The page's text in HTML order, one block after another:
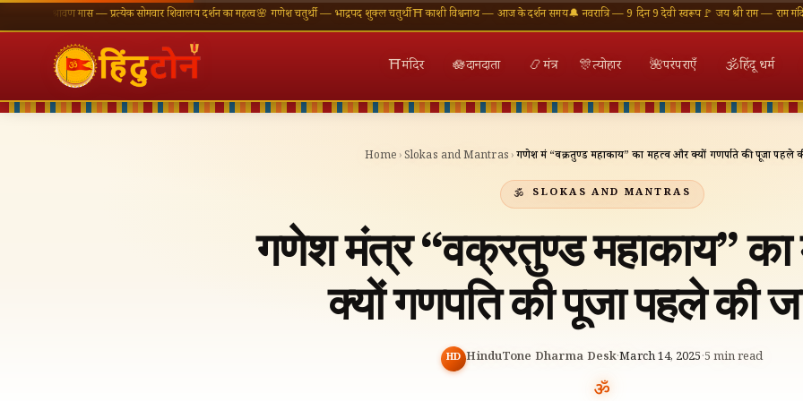
श्रावण मास — प्रत्येक सोमवार शिवालय दर्शन का महत्व🌸 गणेश चतुर्थी — भाद्रपद शुक्ल चतुर्थी⛩ काशी विश्वनाथ — आज के दर्शन समय🔔 नवरात्रि — 9 दिन 9 देवी स्वरूप🚩 जय श्री राम — राम मंदिर अयोध्या
⛩मंदिर 🪷दानदाता 📿मंत्र 🎊त्योहार 🌺परंपराएँ 🕉हिंदू धर्म
Home ›Slokas and Mantras ›गणेश मंत्र “वक्रतुण्ड महाकाय” का महत्व और क्यों गणपति की पूजा पहले
SLOKAS AND MANTRAS
गणेश मंत्र “वक्रतुण्ड महाकाय”
क्यों गणपति की पूजा पहले की
HD HinduTone Dharma Desk·March 14, 2025·5 min read